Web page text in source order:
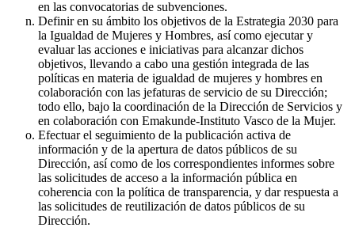
en las convocatorias de subvenciones.
Definir en su ámbito los objetivos de la Estrategia 2030 para
la Igualdad de Mujeres y Hombres, así como ejecutar y
evaluar las acciones e iniciativas para alcanzar dichos
objetivos, llevando a cabo una gestión integrada de las
políticas en materia de igualdad de mujeres y hombres en
colaboración con las jefaturas de servicio de su Dirección;
todo ello, bajo la coordinación de la Dirección de Servicios y
en colaboración con Emakunde-Instituto Vasco de la Mujer.
Efectuar el seguimiento de la publicación activa de
información y de la apertura de datos públicos de su
Dirección, así como de los correspondientes informes sobre
las solicitudes de acceso a la información pública en
coherencia con la política de transparencia, y dar respuesta a
las solicitudes de reutilización de datos públicos de su
Dirección.